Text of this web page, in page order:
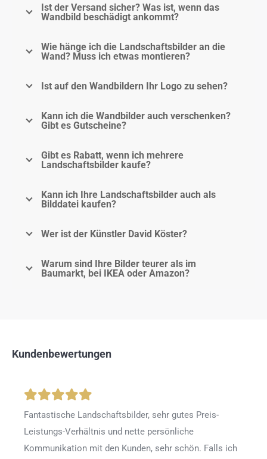
Ist der Versand sicher? Was ist, wenn das
Wandbild beschädigt ankommt?
Wie hänge ich die Landschaftsbilder an die
Wand? Muss ich etwas montieren?
Ist auf den Wandbildern Ihr Logo zu sehen?
Kann ich die Wandbilder auch verschenken?
Gibt es Gutscheine?
Gibt es Rabatt, wenn ich mehrere
Landschaftsbilder kaufe?
Kann ich Ihre Landschaftsbilder auch als
Bilddatei kaufen?
Wer ist der Künstler David Köster?
Warum sind Ihre Bilder teurer als im
Baumarkt, bei IKEA oder Amazon?
Kundenbewertungen
Fantastische Landschaftsbilder, sehr gutes Preis-
Leistungs-Verhältnis und nette persönliche
Kommunikation mit den Kunden, sehr schön. Falls ich